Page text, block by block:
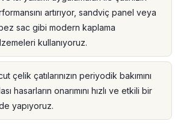
artırıyor, sandviç panel veya
sac gibi modern kaplama
kullanıyoruz.
çelik çatılarınızın periyodik bakımını
hasarların onarımını hızlı ve etkili bir
yapıyoruz.